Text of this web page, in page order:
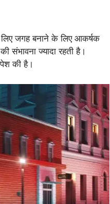
जगह बनाने के लिए आकर्षक
ज्यादा रहती है।
की है।